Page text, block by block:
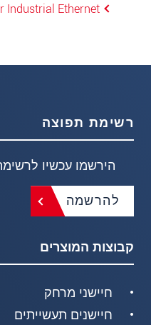
Industrial Ethernet
רשימת תפוצה
הירשמו עכשיו
להרשמה
קבוצות המוצרים
חיישני מרחק
חיישנים תעשייתים